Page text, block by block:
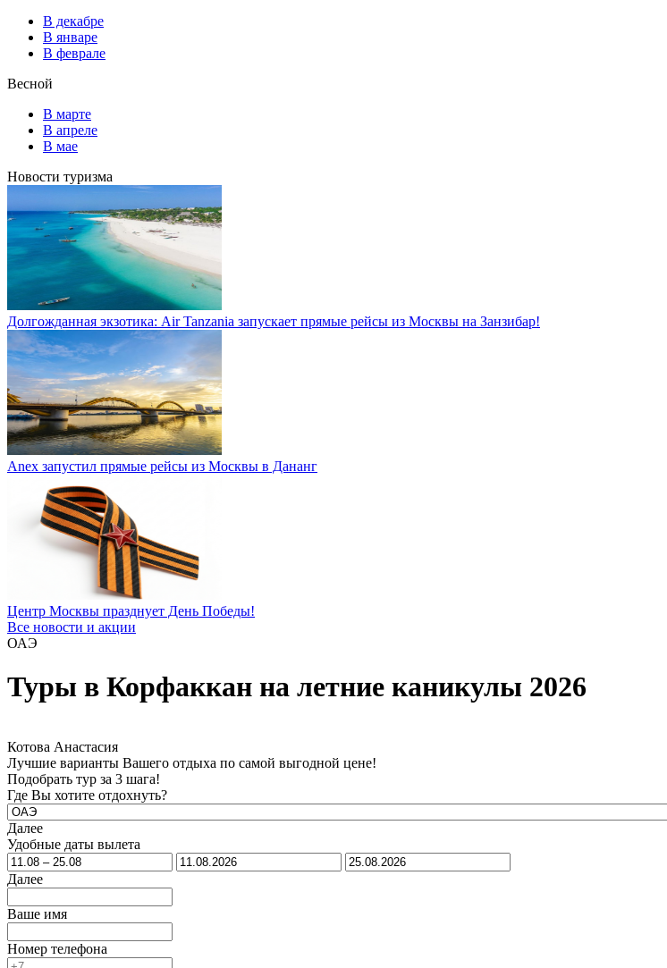
В декабре
В январе
В феврале
Весной
В марте
В апреле
В мае
Новости туризма
Долгожданная экзотика: Air Tanzania запускает прямые рейсы из Москвы на Занзибар!
Anex запустил прямые рейсы из Москвы в Дананг
Центр Москвы празднует День Победы!
Все новости и акции
ОАЭ
Туры в Корфаккан на летние каникулы 2026
Котова Анастасия
Лучшие варианты Вашего отдыха по самой выгодной цене!
Подобрать тур за 3 шага!
Где Вы хотите отдохнуть?
Далее
Удобные даты вылета
Далее
Ваше имя
Номер телефона